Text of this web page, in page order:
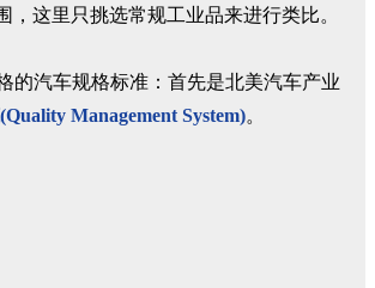
这里只挑选常规工业品来进行类比。
的汽车规格标准： 首先是北美汽车产业
Management System)。